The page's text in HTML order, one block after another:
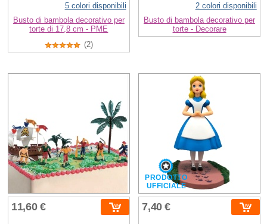
5 colori disponibili
Busto di bambola decorativo per
torte di 17,8 cm - PME
(2)
2 colori disponibili
Busto di bambola decorativo per
torte - Decorare
11,60 €
PRODOTTO
UFFICIALE
7,40 €